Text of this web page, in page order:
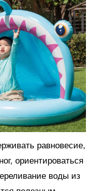
равновесие,
ориентироваться
воды из